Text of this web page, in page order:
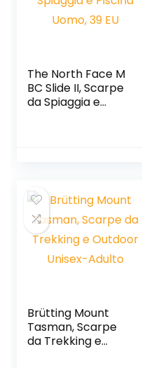
The North Face M
BC Slide II, Scarpe
da Spiaggia e
Brütting Mount
Tasman, Scarpe
da Trekking e